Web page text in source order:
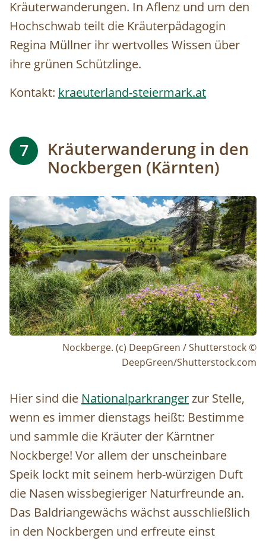
Kräuterwanderungen. In Aflenz und um den
Hochschwab teilt die Kräuterpädagogin
Regina Müllner ihr wertvolles Wissen über
ihre grünen Schützlinge.
Kontakt: kraeuterland-steiermark.at
7
Kräuterwanderung in den
Nockbergen (Kärnten)
Image
Nockberge. (c) DeepGreen / Shutterstock ©
DeepGreen/Shutterstock.com
Hier sind die Nationalparkrangerzur Stelle,
wenn es immer dienstags heißt: Bestimme
und sammle die Kräuter der Kärntner
Nockberge! Vor allem der unscheinbare
Speik lockt mit seinem herb-würzigen Duft
die Nasen wissbegieriger Naturfreunde an.
Das Baldriangewächs wächst ausschließlich
in den Nockbergen und erfreute einst